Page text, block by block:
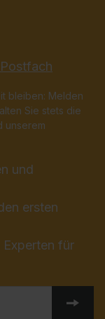
bleiben: Melden
Sie stets die
unserem
und
ersten
für